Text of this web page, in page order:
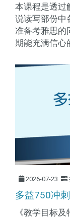
本课程是透过
说读写部份中
准备考雅思的
期能充满信心
2026-07-23
多益750冲
《教学目标及